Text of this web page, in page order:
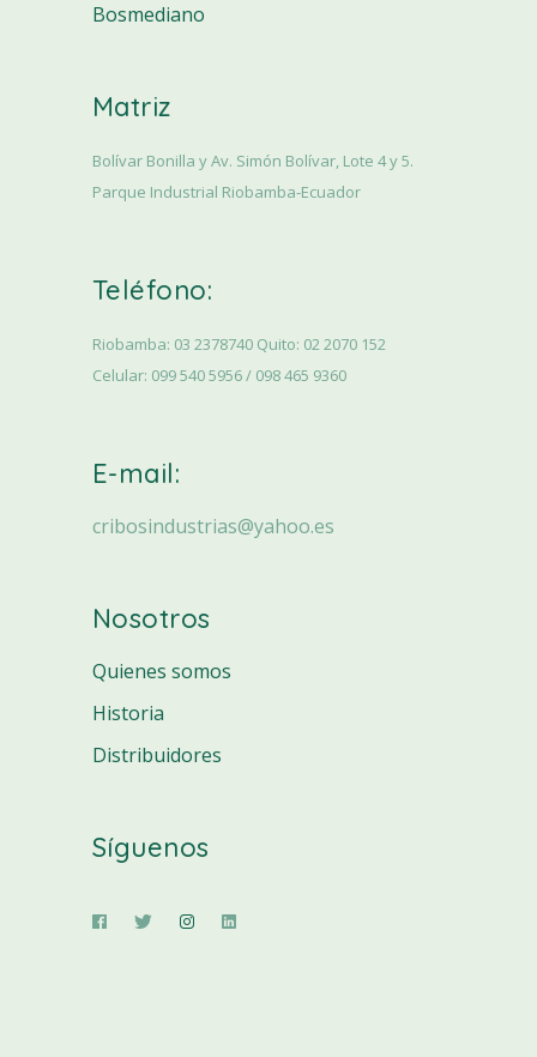
Bosmediano
Matriz
Bolívar Bonilla y Av. Simón Bolívar, Lote 4 y 5.
Parque Industrial Riobamba-Ecuador
Teléfono:
Riobamba: 03 2378740 Quito: 02 2070 152
Celular: 099 540 5956 / 098 465 9360
E-mail:
cribosindustrias@yahoo.es
Nosotros
Quienes somos
Historia
Distribuidores
Síguenos